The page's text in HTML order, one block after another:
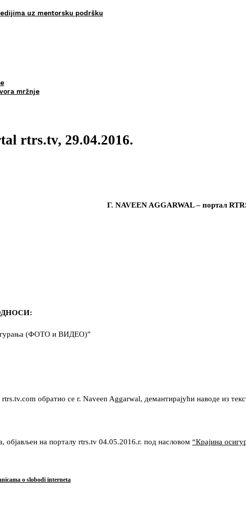
uz mentorsku podršku
mržnje
rtrs.tv, 29.04.2016.
Г. NAVEEN AGGARWAL – портал
(ФОТО и ВИДЕО)”
обратио се г. Naveen Aggarwal, демантирајући наводе из
објављен на порталу rtrs.tv 04.05.2016.г. под насловом “Крајина
o slobodi interneta